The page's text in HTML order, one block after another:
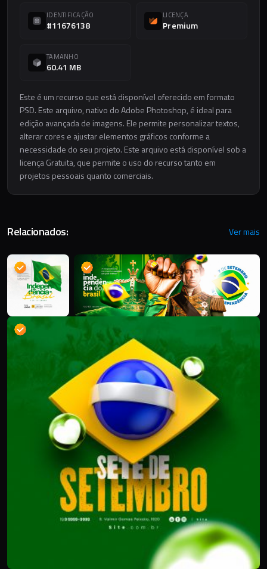
IDENTIFICAÇÃO
#11676138
LICENÇA
Premium
TAMANHO
60.41 MB
Este é um recurso que está disponível oferecido em formato
PSD. Este arquivo, nativo do Adobe Photoshop, é ideal para
edição avançada de imagens. Ele permite personalizar textos,
alterar cores e ajustar elementos gráficos conforme a
necessidade do seu projeto. Este arquivo está disponível sob a
licença Gratuita, que permite o uso do recurso tanto em
projetos pessoais quanto comerciais.
Relacionados: Ver mais